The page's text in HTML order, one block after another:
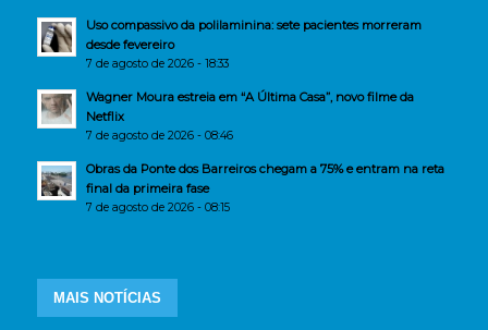
Uso compassivo da polilaminina: sete pacientes morreram
desde fevereiro
7 de agosto de 2026 - 18:33
Wagner Moura estreia em “A Última Casa”, novo filme da
Netflix
7 de agosto de 2026 - 08:46
Obras da Ponte dos Barreiros chegam a 75% e entram na reta
final da primeira fase
7 de agosto de 2026 - 08:15
MAIS NOTÍCIAS